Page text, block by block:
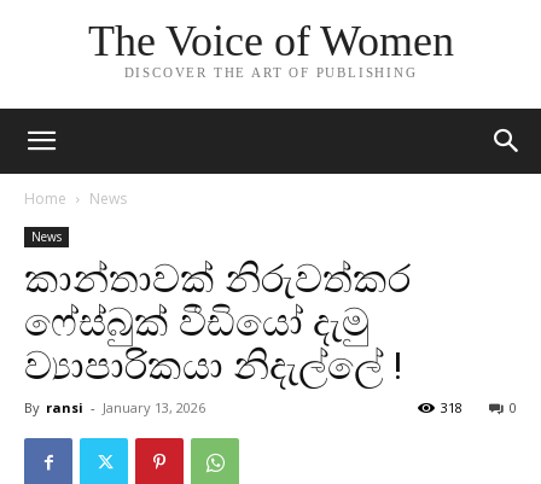
The Voice of Women
DISCOVER THE ART OF PUBLISHING
Home News
News
කාන්තාවක් නිරුවත්කර
ෆේස්බුක් වීඩියෝ දැමු
ව්‍යාපාරිකයා නිදැල්ලේ !
By ransi - January 13, 2026 0
318